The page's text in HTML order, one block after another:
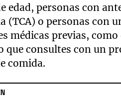
edad, personas con
(TCA) o personas con
médicas previas,
que consultes con un
comida.